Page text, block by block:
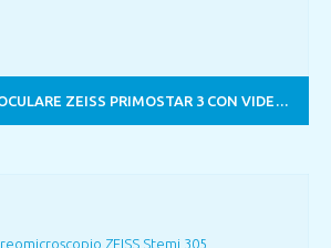
MICROSCOPIO BINOCULARE ZEISS PRIMOSTAR 3 CON VIDEOCAMERA INTEGRATA